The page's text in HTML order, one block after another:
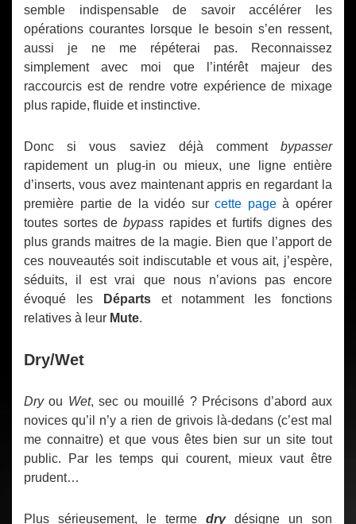
semble indispensable de savoir accélérer les
opérations courantes lorsque le besoin s’en ressent,
aussi je ne me répéterai pas. Reconnaissez
simplement avec moi que l’intérêt majeur des
raccourcis est de rendre votre expérience de mixage
plus rapide, fluide et instinctive.
Donc si vous saviez déjà comment bypasser
rapidement un plug-in ou mieux, une ligne entière
d’inserts, vous avez maintenant appris en regardant la
première partie de la vidéo surcette pageà opérer
toutes sortes de bypassrapides et furtifs dignes des
plus grands maitres de la magie. Bien que l’apport de
ces nouveautés soit indiscutable et vous ait, j’espère,
séduits, il est vrai que nous n’avions pas encore
évoqué les
Départset notamment les fonctions
relatives à leur Mute.
Dry/Wet
Dryou Wet, sec ou mouillé ? Précisons d’abord aux
novices qu’il n’y a rien de grivois là-dedans (c’est mal
me connaitre) et que vous êtes bien sur un site tout
public. Par les temps qui courent, mieux vaut être
prudent…
Plus sérieusement, le terme drydésigne un son